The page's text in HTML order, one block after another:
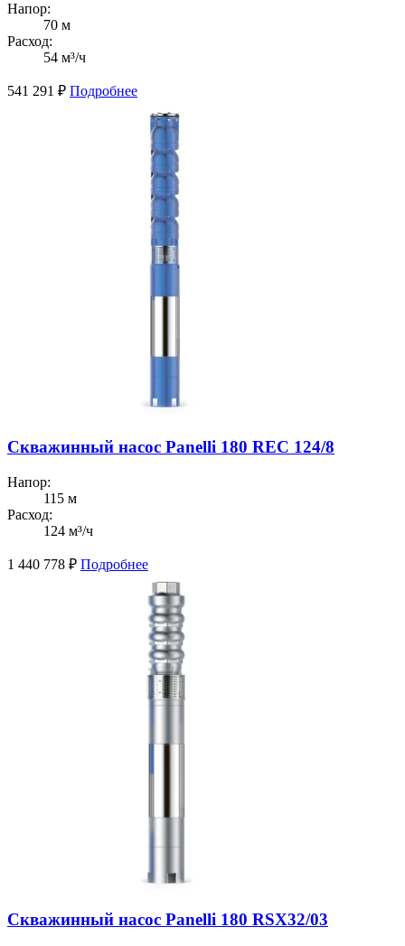
Напор:
70 м
Расход:
54 м³/ч
541 291 ₽ Подробнее
Скважинный насос Panelli 180 REC 124/8
Напор:
115 м
Расход:
124 м³/ч
1 440 778 ₽ Подробнее
Скважинный насос Panelli 180 RSX32/03